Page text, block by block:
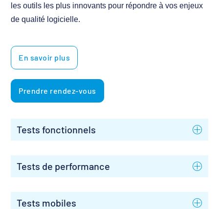
les outils les plus innovants pour répondre à vos enjeux
de qualité logicielle.
En savoir plus
Prendre rendez-vous
Tests fonctionnels
Tests de performance
Tests mobiles